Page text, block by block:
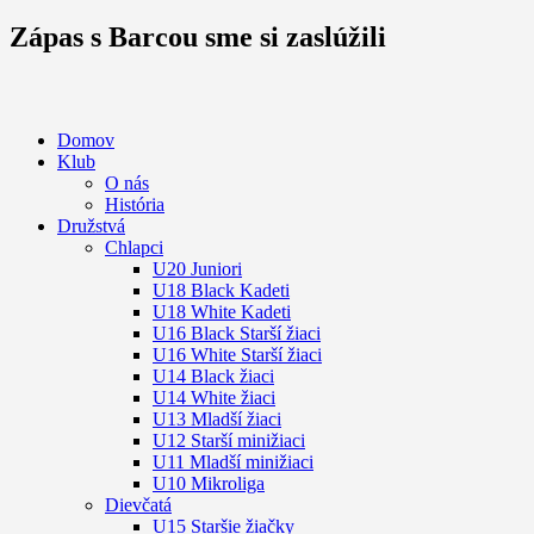
Zápas s Barcou sme si zaslúžili
Domov
Klub
O nás
História
Družstvá
Chlapci
U20 Juniori
U18 Black Kadeti
U18 White Kadeti
U16 Black Starší žiaci
U16 White Starší žiaci
U14 Black žiaci
U14 White žiaci
U13 Mladší žiaci
U12 Starší minižiaci
U11 Mladší minižiaci
U10 Mikroliga
Dievčatá
U15 Staršie žiačky